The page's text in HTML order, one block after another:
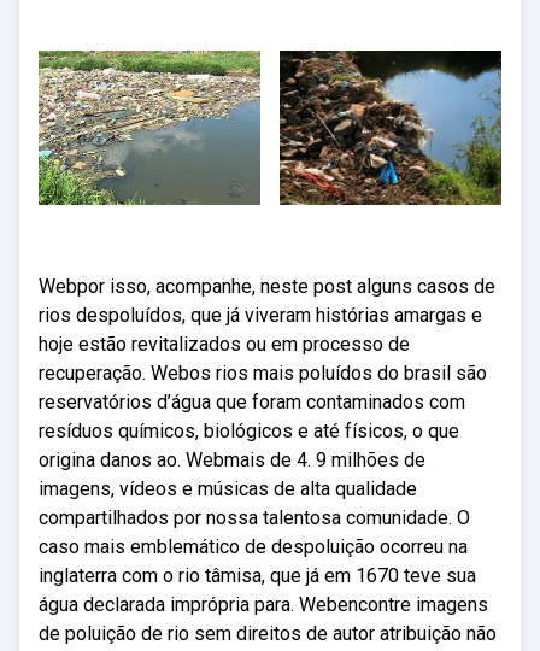
Webpor isso, acompanhe, neste post alguns casos de
rios despoluídos, que já viveram histórias amargas e
hoje estão revitalizados ou em processo de
recuperação. Webos rios mais poluídos do brasil são
reservatórios d’água que foram contaminados com
resíduos químicos, biológicos e até físicos, o que
origina danos ao. Webmais de 4. 9 milhões de
imagens, vídeos e músicas de alta qualidade
compartilhados por nossa talentosa comunidade. O
caso mais emblemático de despoluição ocorreu na
inglaterra com o rio tâmisa, que já em 1670 teve sua
água declarada imprópria para. Webencontre imagens
de poluição de rio sem direitos de autor atribuição não